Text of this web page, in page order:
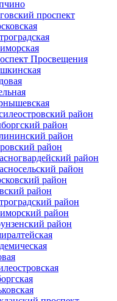
проспект
Просвещения
район
район
район
район
район
район
район
район
район
район
район